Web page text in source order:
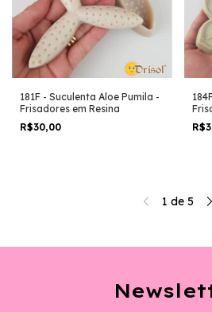
181F - Suculenta Aloe Pumila -
Frisadores em Resina
R$30,00
1 de 5